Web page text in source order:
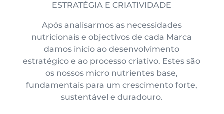
ESTRATÉGIA E CRIATIVIDADE
Após analisarmos as necessidades
nutricionais e objectivos de cada Marca
damos início ao desenvolvimento
estratégico e ao processo criativo. Estes são
os nossos micro nutrientes base,
fundamentais para um crescimento forte,
sustentável e duradouro.